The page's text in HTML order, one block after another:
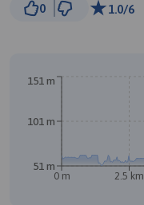
0 1.0/6
0 m 2.5 km
51 m
101 m
151 m